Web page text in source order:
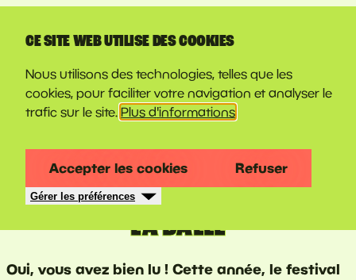
LA DALLE
Oui, vous avez bien lu ! Cette année, le festival
CE SITE WEB UTILISE DES COOKIES
Nous utilisons des technologies, telles que les
cookies, pour faciliter votre navigation et analyser le
trafic sur le site. Plus d'informations
Accepter les cookies Refuser
Gérer les préférences